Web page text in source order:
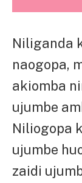
Niliganda
naogopa,
akiomba
ujumbe
Niliogopa
ujumbe
zaidi